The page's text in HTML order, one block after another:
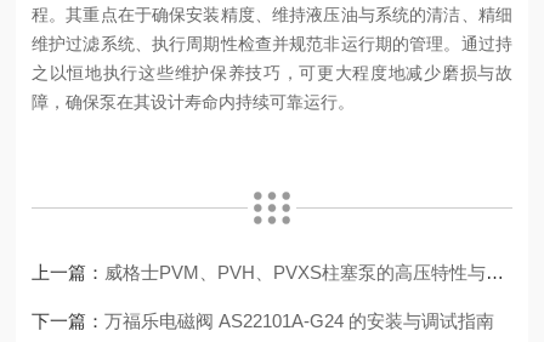
程。其重点在于确保安装精度、维持液压油与系统的清洁、精细
维护过滤系统、执行周期性检查并规范非运行期的管理。通过持
之以恒地执行这些维护保养技巧，可更大程度地减少磨损与故
障，确保泵在其设计寿命内持续可靠运行。
上一篇： 威格士PVM、PVH、PVXS柱塞泵的高压特性与工业液压应用
下一篇：万福乐电磁阀 AS22101A-G24 的安装与调试指南